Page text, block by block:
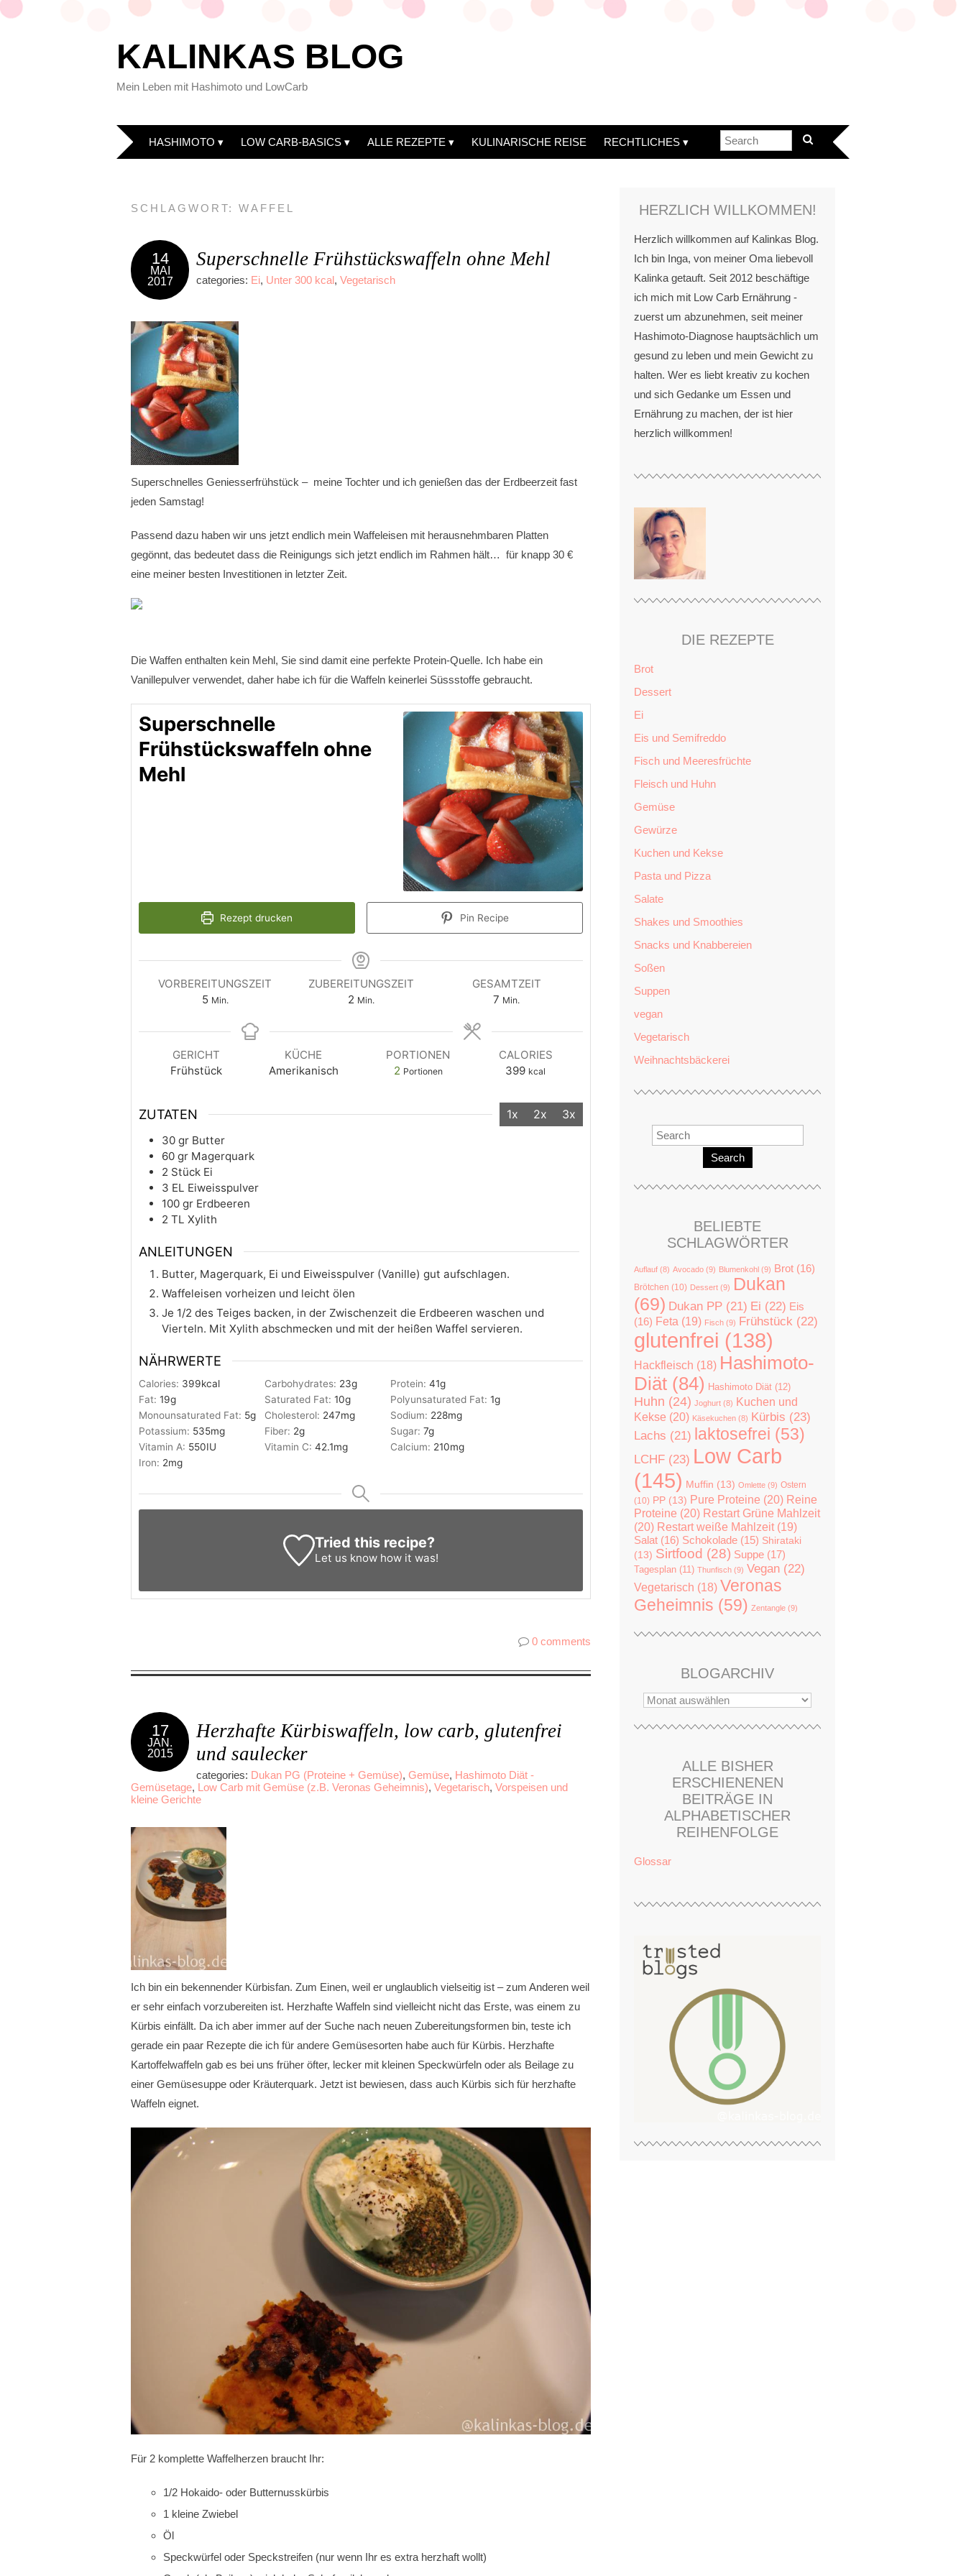
KALINKAS BLOG
Mein Leben mit Hashimoto und LowCarb
HASHIMOTO LOW CARB-BASICS ALLE REZEPTE KULINARISCHE REISE RECHTLICHES
SCHLAGWORT:WAFFEL
14
MAI
2017
Superschnelle Frühstückswaffeln ohne Mehl
categories: Ei, Unter 300 kcal, Vegetarisch
Superschnelles Geniesserfrühstück – meine Tochter und ich genießen das der Erdbeerzeit fast
jeden Samstag!
Passend dazu haben wir uns jetzt endlich mein Waffeleisen mit herausnehmbaren Platten
gegönnt, das bedeutet dass die Reinigungs sich jetzt endlich im Rahmen hält… für knapp 30 €
eine meiner besten Investitionen in letzter Zeit.
Die Waffen enthalten kein Mehl, Sie sind damit eine perfekte Protein-Quelle. Ich habe ein
Vanillepulver verwendet, daher habe ich für die Waffeln keinerlei Süssstoffe gebraucht.
Superschnelle
Frühstückswaffeln ohne
Mehl
Rezept drucken Pin Recipe
VORBEREITUNGSZEIT
5 Min.
ZUBEREITUNGSZEIT
2 Min.
GESAMTZEIT
7 Min.
GERICHT
Frühstück
KÜCHE
Amerikanisch
PORTIONEN
2 Portionen
CALORIES
399 kcal
ZUTATEN 1x 2x 3x
30 gr Butter
60 gr Magerquark
2 Stück Ei
3 EL Eiweisspulver
100 gr Erdbeeren
2 TL Xylith
ANLEITUNGEN
Butter, Magerquark, Ei und Eiweisspulver (Vanille) gut aufschlagen.
Waffeleisen vorheizen und leicht ölen
Je 1/2 des Teiges backen, in der Zwischenzeit die Erdbeeren waschen und
Vierteln. Mit Xylith abschmecken und mit der heißen Waffel servieren.
NÄHRWERTE
Calories: 399kcal Carbohydrates: 23g Protein: 41g
Fat: 19g Saturated Fat: 10g Polyunsaturated Fat: 1g
Monounsaturated Fat: 5g Cholesterol: 247mg Sodium: 228mg
Potassium: 535mg Fiber: 2g Sugar: 7g
Vitamin A: 550IU Vitamin C: 42.1mg Calcium: 210mg
Iron: 2mg
Tried this recipe?
Let us knowhow it was!
0 comments
17
JAN.
2015
Herzhafte Kürbiswaffeln, low carb, glutenfrei
und saulecker
categories: Dukan PG (Proteine + Gemüse), Gemüse, Hashimoto Diät -
Gemüsetage, Low Carb mit Gemüse (z.B. Veronas Geheimnis), Vegetarisch, Vorspeisen und
kleine Gerichte
Ich bin ein bekennender Kürbisfan. Zum Einen, weil er unglaublich vielseitig ist – zum Anderen weil
er sehr einfach vorzubereiten ist. Herzhafte Waffeln sind vielleicht nicht das Erste, was einem zu
Kürbis einfällt. Da ich aber immer auf der Suche nach neuen Zubereitungsformen bin, teste ich
gerade ein paar Rezepte die ich für andere Gemüsesorten habe auch für Kürbis. Herzhafte
Kartoffelwaffeln gab es bei uns früher öfter, lecker mit kleinen Speckwürfeln oder als Beilage zu
einer Gemüsesuppe oder Kräuterquark. Jetzt ist bewiesen, dass auch Kürbis sich für herzhafte
Waffeln eignet.
Für 2 komplette Waffelherzen braucht Ihr:
1/2 Hokaido- oder Butternusskürbis
1 kleine Zwiebel
Öl
Speckwürfel oder Speckstreifen (nur wenn Ihr es extra herzhaft wollt)
HERZLICH WILLKOMMEN!
Herzlich willkommen auf Kalinkas Blog.
Ich bin Inga, von meiner Oma liebevoll
Kalinka getauft. Seit 2012 beschäftige
ich mich mit Low Carb Ernährung -
zuerst um abzunehmen, seit meiner
Hashimoto-Diagnose hauptsächlich um
gesund zu leben und mein Gewicht zu
halten. Wer es liebt kreativ zu kochen
und sich Gedanke um Essen und
Ernährung zu machen, der ist hier
herzlich willkommen!
DIE REZEPTE
Brot
Dessert
Ei
Eis und Semifreddo
Fisch und Meeresfrüchte
Fleisch und Huhn
Gemüse
Gewürze
Kuchen und Kekse
Pasta und Pizza
Salate
Shakes und Smoothies
Snacks und Knabbereien
Soßen
Suppen
vegan
Vegetarisch
Weihnachtsbäckerei
Search
BELIEBTE
SCHLAGWÖRTER
Auflauf (8) Avocado (9) Blumenkohl (9) Brot (16)
Brötchen (10) Dessert (9) Dukan
(69) Dukan PP (21) Ei (22) Eis
(16) Feta (19) Fisch (9) Frühstück (22)
glutenfrei (138)
Hackfleisch (18) Hashimoto-
Diät (84) Hashimoto Diät (12)
Huhn (24) Joghurt (8) Kuchen und
Kekse (20) Käsekuchen (8) Kürbis (23)
Lachs (21) laktosefrei (53)
LCHF (23) Low Carb
(145) Muffin (13) Omlette (9) Ostern
(10) PP (13) Pure Proteine (20) Reine
Proteine (20) Restart Grüne Mahlzeit
(20) Restart weiße Mahlzeit (19)
Salat (16) Schokolade (15) Shirataki
(13) Sirtfood (28) Suppe (17)
Tagesplan (11) Thunfisch (9) Vegan (22)
Vegetarisch (18) Veronas
Geheimnis (59) Zentangle (9)
BLOGARCHIV
ALLE BISHER
ERSCHIENENEN
BEITRÄGE IN
ALPHABETISCHER
REIHENFOLGE
Glossar